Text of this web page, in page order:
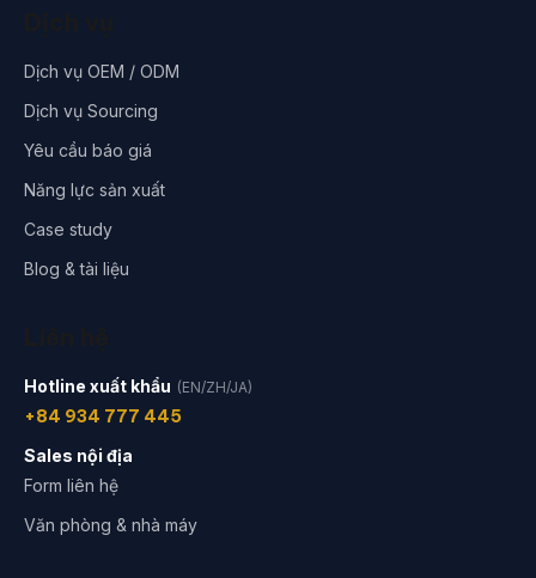
Dịch vụ OEM / ODM
Dịch vụ Sourcing
Yêu cầu báo giá
Năng lực sản xuất
Case study
Blog & tài liệu
Hotline xuất khẩu (EN/ZH/JA)
+84 934 777 445
Sales nội địa
Form liên hệ
Văn phòng & nhà máy